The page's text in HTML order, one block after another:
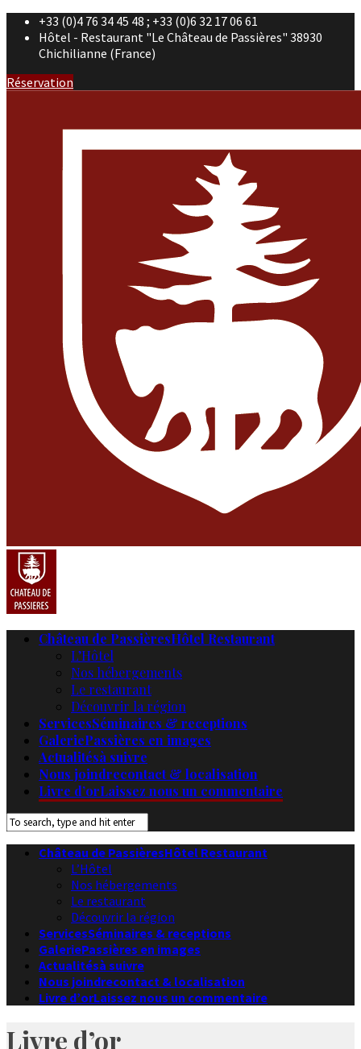
+33 (0)4 76 34 45 48 ; +33 (0)6 32 17 06 61
Hôtel - Restaurant "Le Château de Passières" 38930
Chichilianne (France)
Réservation
Château de PassièresHôtel Restaurant
L’Hôtel
Nos hébergements
Le restaurant
Découvrir la région
ServicesSéminaires & receptions
GaleriePassières en images
Actualitésà suivre
Nous joindrecontact & localisation
Livre d’orLaissez nous un commentaire
Château de PassièresHôtel Restaurant
L’Hôtel
Nos hébergements
Le restaurant
Découvrir la région
ServicesSéminaires & receptions
GaleriePassières en images
Actualitésà suivre
Nous joindrecontact & localisation
Livre d’orLaissez nous un commentaire
Livre d’or